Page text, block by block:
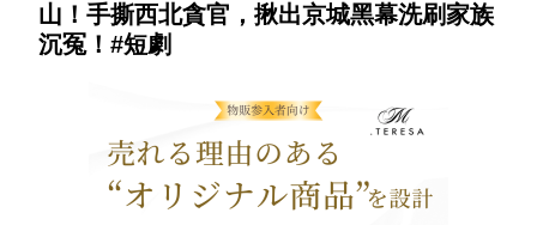
山！手撕西北貪官，揪出京城黑幕洗刷家族
沉冤！#短劇